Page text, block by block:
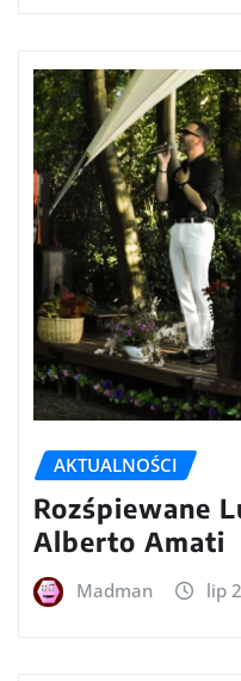
AKTUALNOŚCI
Rozśpiewane
Alberto Amati
Madman lip